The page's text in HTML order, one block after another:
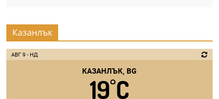
Казанлък
АВГ 9 - НД
КАЗАНЛЪК, BG
19°C